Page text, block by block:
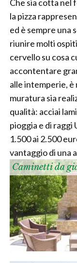
Che sia cotta nel
la pizza
ed è sempre una
riunire molti
cervello su cosa
accontentare
alle intemperie, è
muratura sia
qualità: acciai
pioggia e di raggi
1.500 ai 2.500
vantaggio di una
Caminetti da